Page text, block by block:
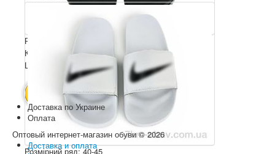
Розмірний ряд: 40-45
Комплектація ящика: 6
Ціна за пару: 8.5 $
В КОШИК 51 $
Розмірний ряд: 40-45
Доставка по Украине
Оплата
Оптовый интернет-магазин обуви © 2026
Доставка и оплата